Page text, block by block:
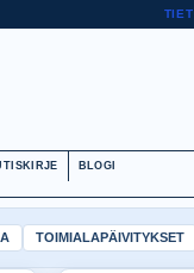
BLOGI
TOIMIALAPÄIVITYKSET